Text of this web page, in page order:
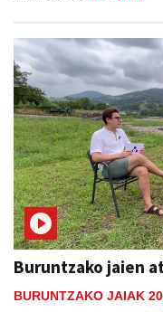
Buruntzako jaien
BURUNTZAKO JAIAK